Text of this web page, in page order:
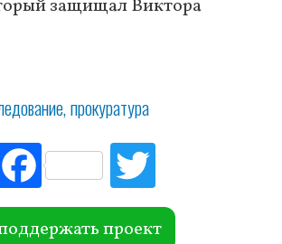
защищал Виктора
прокуратура
Fac
ebo
ok r
проект